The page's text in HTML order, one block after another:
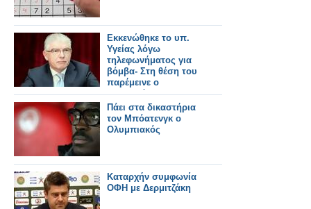
Εκκενώθηκε το υπ.
Υγείας λόγω
τηλεφωνήματος για
βόμβα- Στη θέση του
παρέμεινε ο
υπουργός
Πάει στα δικαστήρια
τον Μπόατενγκ ο
Ολυμπιακός
Καταρχήν συμφωνία
ΟΦΗ με Δερμιτζάκη